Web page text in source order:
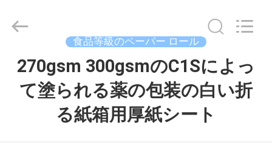
GUANGZHOU
BMPAPER
CO.,LTD.
Reserved.
食品等級のペーパー ロール
270gsm 300gsmのC1Sによっ
て塗られる薬の包装の白い折
る紙箱用厚紙シート